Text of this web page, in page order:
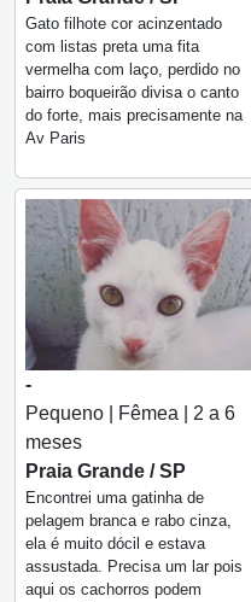
Gato filhote cor acinzentado
com listas preta uma fita
vermelha com laço, perdido no
bairro boqueirão divisa o canto
do forte, mais precisamente na
Av Paris
-
Pequeno | Fêmea | 2 a 6
meses
Praia Grande / SP
Encontrei uma gatinha de
pelagem branca e rabo cinza,
ela é muito dócil e estava
assustada. Precisa um lar pois
aqui os cachorros podem